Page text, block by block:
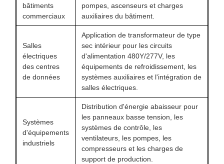
bâtiments
commerciaux
pompes, ascenseurs et charges
auxiliaires du bâtiment.
Salles
électriques
des centres
de données
Application de transformateur de type
sec intérieur pour les circuits
d'alimentation 480Y/277V, les
équipements de refroidissement, les
systèmes auxiliaires et l'intégration de
salles électriques.
Systèmes
d'équipements
industriels
Distribution d'énergie abaisseur pour
les panneaux basse tension, les
systèmes de contrôle, les
ventilateurs, les pompes, les
compresseurs et les charges de
support de production.